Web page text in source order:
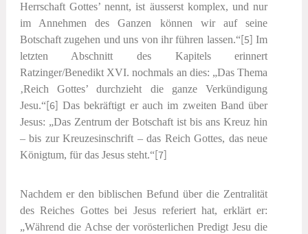
Herrschaft Gottes’ nennt, ist äusserst komplex, und nur
im Annehmen des Ganzen können wir auf seine
Botschaft zugehen und uns von ihr führen lassen.“[5] Im
letzten Abschnitt des Kapitels erinnert
Ratzinger/Benedikt XVI. nochmals an dies: „Das Thema
‚Reich Gottes’ durchzieht die ganze Verkündigung
Jesu.“[6]
Das bekräftigt er auch im zweiten Band über
Jesus: „Das Zentrum der Botschaft ist bis ans Kreuz hin
– bis zur Kreuzesinschrift – das Reich Gottes, das neue
Königtum, für das Jesus steht.“[7]
Nachdem er den biblischen Befund über die Zentralität
des Reiches Gottes bei Jesus referiert hat, erklärt er:
„Während die Achse der vorösterlichen Predigt Jesu die